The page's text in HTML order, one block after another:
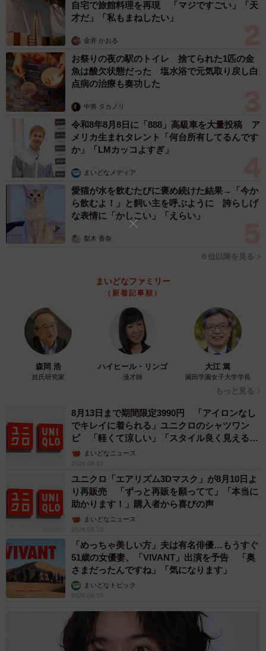
い」は30.0%となり、合計82.0%が、入浴介助は他の介護業
務と比べても負担が大きいと感じていることが分かりまし
た。
一方で、「同程度」は14.0%、「あまり感じなかった」は
4.0%にとどまっています。
このことから、介護職経験者の8割以上が、入浴介助を身体
面・精神面の両方で負担の大きい業務として認識している
ことがうかがえます。
◆負担感が大きいと回答した理由
・夏は特に風呂場の暑さが身体にこたえる。（30代・男
性）
・認知症の方だと浴室まで連れて行くのに時間がかかるこ
があり、プレッシャーがかかるから。（30代・女性）
（40代・男性）
・ユニットケアで1対1だったが、1人で介助するのでその
分、責任が大きかったのと、夏は暑くて負担が大きかっ
た。（40代・男性）
・利用者1人にかける時間が決まっているので、ある程度急
・入所者の体を持ち上げたり洗ったりするのは、非常に力
が要ります。（60代・男性）
自宅で旅館料理を再現 「マジですごい」「天
才だ」「私もまねしたい」
金井 かおる
お祭りの夜の駅のトイレ 捨てられた1匹の金
魚は酸欠状態だった 塩水浴で元気取り戻し白
点病の治療も奏功した
中将 タカノリ
令和8年8月8日に「888」高級車を大量投稿 ア
メリカ生まれタレント「何台所有してるんです
か」「LMカッコよすぎ」
まいどなメディア
愛猫が水を飲むたびに褒め続けた結果→「今か
ら飲むよ！」と飼い主を呼ぶように 誇らしげ
な表情に「かしこい」「えらい」
梨木 香奈
６位以降を見る
まいどなファミリー
（新着記事順）
森岡 浩
姓氏研究家
ハイヒール・リンゴ
漫才師
大江 篤
園田学園女子大学学長
もっと見る
8月13日まで期間限定3990円 「アイロンなし
でキレイに着られる」ユニクロのシャツワン
ピ 「軽くて涼しい」「スタイル良く見える」
の声まいどなニュース
2026.08.10
ユニクロ「エアリズム3Dマスク」が8月10日よ
り再販売 「ずっと再販を願ってて」「本当に
助かります！」購入者から喜びの声
まいどなニュース
2026.08.10
「めっちゃ美しい方」夫は有名俳優…もうすぐ
51歳の女優妻、「VIVANT」出演を予告 「奥
さまだったんですね」「気になります」
まいどなトピック
2026.08.10